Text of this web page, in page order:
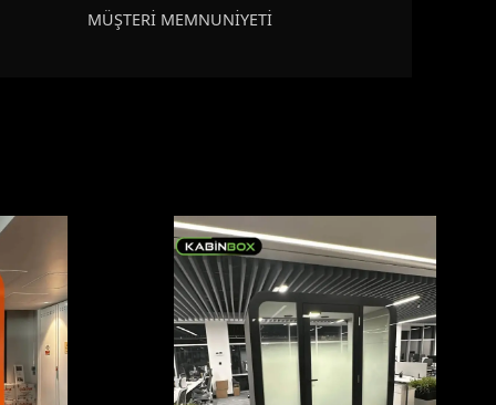
MÜŞTERİ MEMNUNİYETİ